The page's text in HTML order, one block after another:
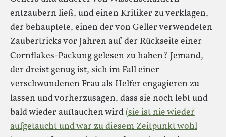
entzaubern ließ, und einen Kritiker zu verklagen,
der behauptete, einen der von Geller verwendeten
Zaubertricks vor Jahren auf der Rückseite einer
Cornflakes-Packung gelesen zu haben? Jemand,
der dreist genug ist, sich im Fall einer
verschwundenen Frau als Helfer engagieren zu
lassen und vorherzusagen, dass sie noch lebt und
bald wieder auftauchen wird(sie ist nie wieder
aufgetaucht und war zu diesem Zeitpunkt wohl